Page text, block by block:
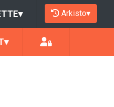
▾ Arkisto▾
▾